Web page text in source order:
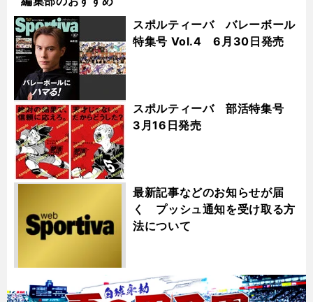
スポルティーバ バレーボール
特集号 Vol.4 6月30日発売
スポルティーバ 部活特集号
3月16日発売
最新記事などのお知らせが届
く プッシュ通知を受け取る方
法について